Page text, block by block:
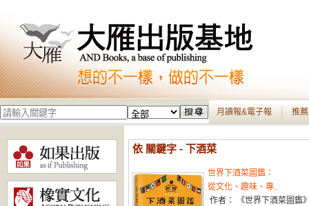
月讀報&電子報 推
依 關鍵字 - 下酒菜
世界下酒菜圖鑑：
從文化、趣味、專..
作者： 《世界下酒菜圖鑑